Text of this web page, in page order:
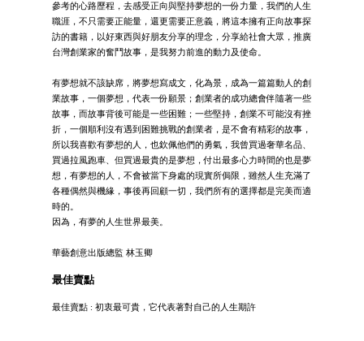
參考的心路歷程，去感受正向與堅持夢想的一份力量，我們的人生
職涯，不只需要正能量，還更需要正意義，將這本擁有正向故事探
訪的書籍，以好東西與好朋友分享的理念，分享給社會大眾，推廣
台灣創業家的奮鬥故事，是我努力前進的動力及使命。
有夢想就不該缺席，將夢想寫成文，化為景，成為一篇篇動人的創
業故事，一個夢想，代表一份願景；創業者的成功總會伴隨著一些
故事，而故事背後可能是一些困難；一些堅持，創業不可能沒有挫
折，一個順利沒有遇到困難挑戰的創業者，是不會有精彩的故事，
所以我喜歡有夢想的人，也欽佩他們的勇氣，我曾買過奢華名品、
買過拉風跑車、但買過最貴的是夢想，付出最多心力時間的也是夢
想，有夢想的人，不會被當下身處的現實所侷限，雖然人生充滿了
各種偶然與機緣，事後再回顧一切，我們所有的選擇都是完美而適
時的。
因為，有夢的人生世界最美。
華藝創意出版總監 林玉卿
最佳賣點
最佳賣點 : 初衷最可貴，它代表著對自己的人生期許